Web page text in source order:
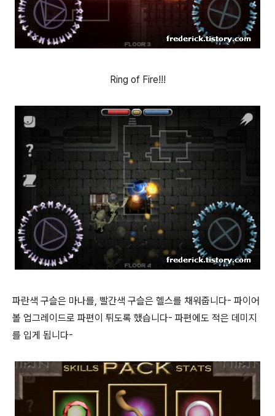
Ring of Fire!!!
파란색 구슬은 마나를, 빨간색 구슬은 헬스를 채워줍니다- 파이어
볼 업그레이드로 파편이 튀도록 했습니다- 파편에도 적은 데미지
를 입게 됩니다-